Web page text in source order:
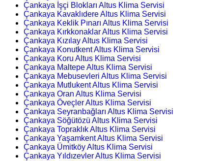
Çankaya İşçi Blokları Altus Klima Servisi
Çankaya Kavaklıdere Altus Klima Servisi
Çankaya Keklik Pınarı Altus Klima Servisi
Çankaya Kırkkonaklar Altus Klima Servisi
Çankaya Kızılay Altus Klima Servisi
Çankaya Konutkent Altus Klima Servisi
Çankaya Koru Altus Klima Servisi
Çankaya Maltepe Altus Klima Servisi
Çankaya Mebusevleri Altus Klima Servisi
Çankaya Mutlukent Altus Klima Servisi
Çankaya Oran Altus Klima Servisi
Çankaya Öveçler Altus Klima Servisi
Çankaya Seyranbağları Altus Klima Servisi
Çankaya Söğütözü Altus Klima Servisi
Çankaya Topraklık Altus Klima Servisi
Çankaya Yaşamkent Altus Klima Servisi
Çankaya Ümitköy Altus Klima Servisi
Çankaya Yıldızevler Altus Klima Servisi